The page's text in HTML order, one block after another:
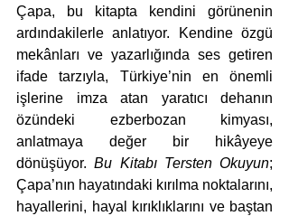
Çapa, bu kitapta kendini görünenin
ardındakilerle anlatıyor. Kendine özgü
mekânları ve yazarlığında ses getiren
ifade tarzıyla, Türkiye’nin en önemli
işlerine imza atan yaratıcı dehanın
özündeki ezberbozan kimyası,
anlatmaya değer bir hikâyeye
dönüşüyor. Bu Kitabı Tersten Okuyun;
Çapa’nın hayatındaki kırılma noktalarını,
hayallerini, hayal kırıklıklarını ve baştan